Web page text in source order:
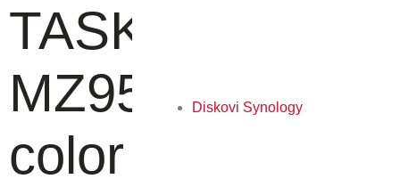
Diskovi Synology
TASKalfa
MZ9500ci - A3
color MFP, 95...